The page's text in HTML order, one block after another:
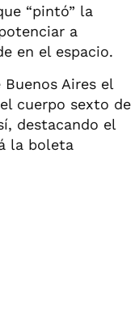
“pintó” la
a
en el espacio.
Aires el
cuerpo sexto de
destacando el
la boleta